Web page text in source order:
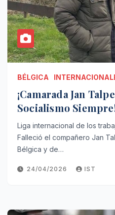
BÉLGICA
¡Camarada Jan
Socialismo
Liga internacional de los
Falleció el compañero Jan
Bélgica y de…
24/04/2026 IST